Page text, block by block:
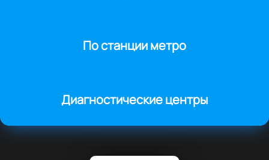
По станции метро
Диагностические центры